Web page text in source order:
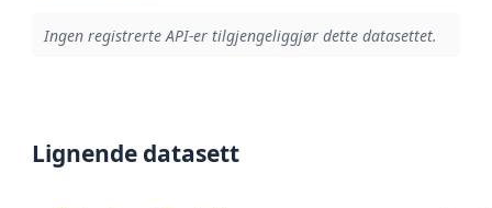
Ingen registrerte API-er tilgjengeliggjør dette datasettet.
Lignende datasett